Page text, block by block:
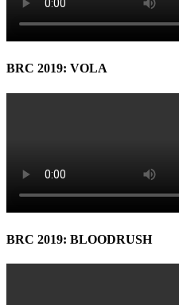
BRC 2019: VOLA
BRC 2019: BLOODRUSH